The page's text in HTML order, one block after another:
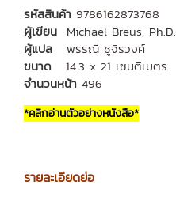
รหัสสินค้า 9786162873768
ผู้เขียน Michael Breus, Ph.D.
ผู้แปล พรรณี ชูจิรวงศ์
ขนาด 14.3 x 21 เซนติเมตร
จำนวนหน้า 496
*คลิกอ่านตัวอย่างหนังสือ*
รายละเอียดย่อ